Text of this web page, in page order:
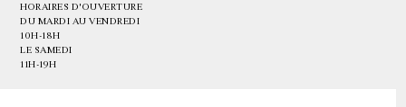
HORAIRES D'OUVERTURE
DU MARDI AU VENDREDI
10H-18H
LE SAMEDI
11H-19H